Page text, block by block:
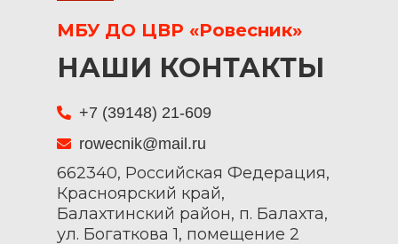
МБУ ДО ЦВР «Ровесник»
НАШИ КОНТАКТЫ
+7 (39148) 21-609
rowecnik@mail.ru
662340, Российская Федерация,
Красноярский край,
Балахтинский район, п. Балахта,
ул. Богаткова 1, помещение 2